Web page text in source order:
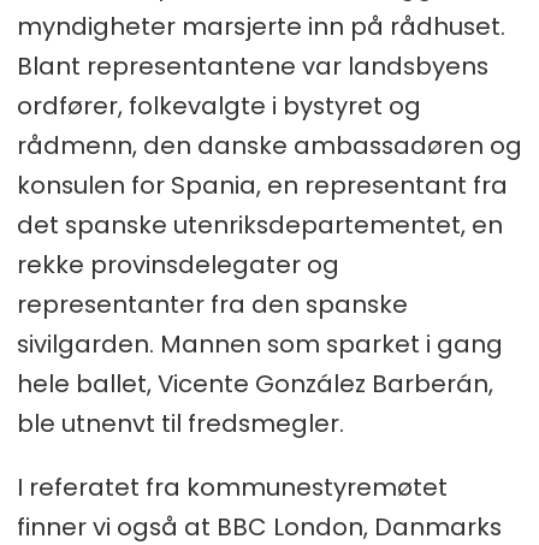
myndigheter marsjerte inn på rådhuset.
Blant representantene var landsbyens
ordfører, folkevalgte i bystyret og
rådmenn, den danske ambassadøren og
konsulen for Spania, en representant fra
det spanske utenriksdepartementet, en
rekke provinsdelegater og
representanter fra den spanske
sivilgarden. Mannen som sparket i gang
hele ballet, Vicente González Barberán,
ble utnenvt til fredsmegler.
I referatet fra kommunestyremøtet
finner vi også at BBC London, Danmarks